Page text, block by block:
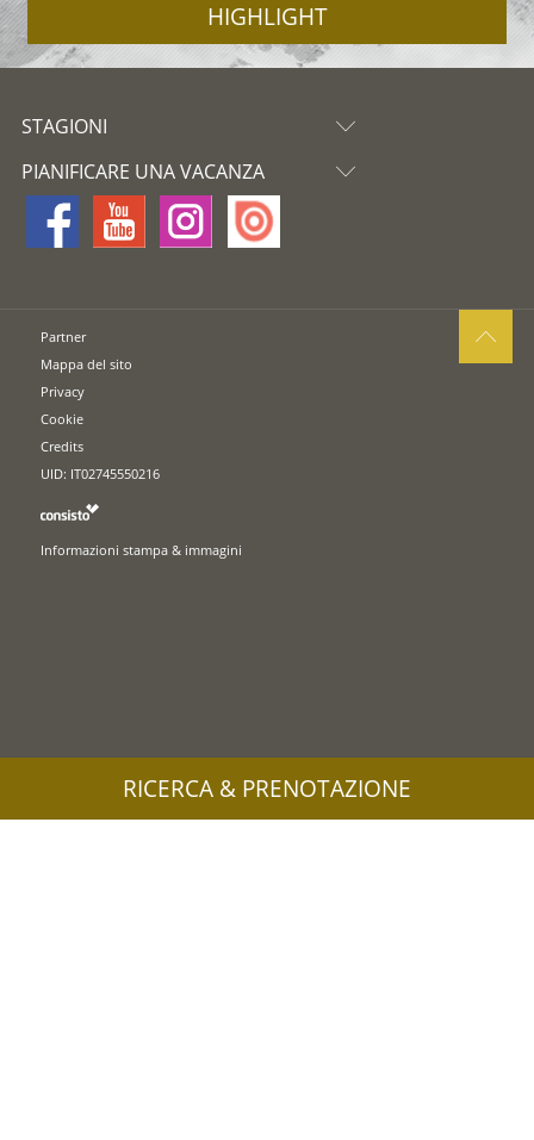
HIGHLIGHT
STAGIONI
PIANIFICARE UNA VACANZA
Partner
Mappa del sito
Privacy
Cookie
Credits
UID: IT02745550216
Informazioni stampa & immagini
RICERCA & PRENOTAZIONE